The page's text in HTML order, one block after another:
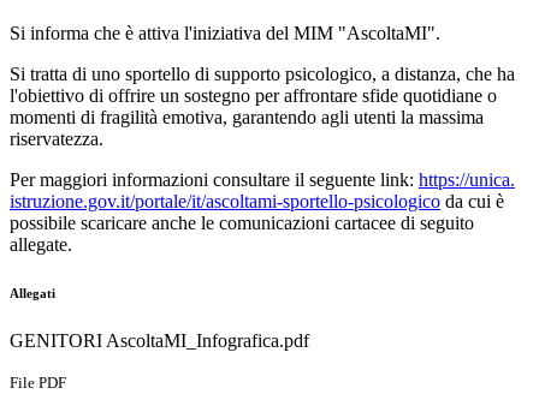
Si informa che è attiva l'iniziativa del MIM "AscoltaMI".
Si tratta di uno sportello di supporto psicologico, a distanza, che ha
l'obiettivo di offrire un sostegno per affrontare sfide quotidiane o
momenti di fragilità emotiva, garantendo agli utenti la massima
riservatezza.
Per maggiori informazioni consultare il seguente link: https://unica.
istruzione.gov.it/portale/it/ascoltami-sportello-psicologico da cui è
possibile scaricare anche le comunicazioni cartacee di seguito
allegate.
Allegati
GENITORI AscoltaMI_Infografica.pdf
File PDF